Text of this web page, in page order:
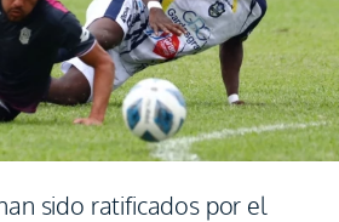
sido ratificados por el